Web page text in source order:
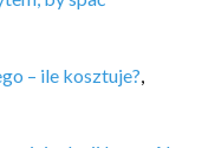
– ile kosztuje?,